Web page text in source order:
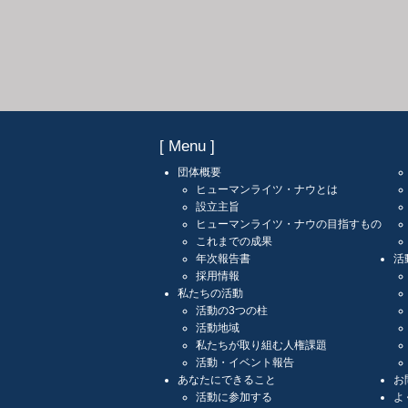
[ Menu ]
団体概要
ヒューマンライツ・ナウとは
設立主旨
ヒューマンライツ・ナウの目指すもの
これまでの成果
年次報告書
採用情報
私たちの活動
活動の3つの柱
活動地域
私たちが取り組む人権課題
活動・イベント報告
あなたにできること
活動に参加する
活
お
よ